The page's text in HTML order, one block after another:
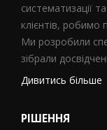
систематизації
клієнтів,
Ми розробили
зібрали
Дивитись більше
РІШЕННЯ